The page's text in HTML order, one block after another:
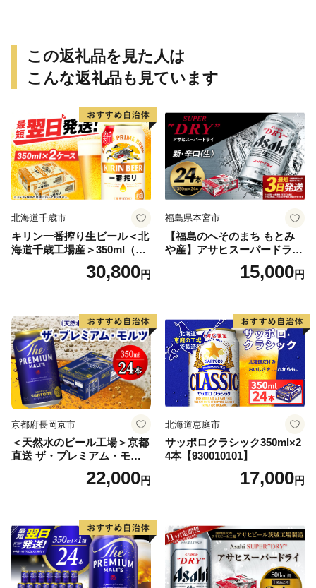
この返礼品を見た人は
こんな返礼品も見ています
北海道千歳市
キリン一番搾り生ビール＜北
海道千歳工場産＞350ml（24
30,800円
福島県本宮市
【福島のへそのまち もとみ
や産】アサヒスーパードライ
350ml×24本 合計8.4L 1ケー
ス アルコール度数5% 缶ビー
口 送料無料 カメイ 本宮市
【07214-0206】
15,000円
京都府長岡京市
＜天然水のビール工場＞京都
直送 ザ・プレミアム・モル
ツ 350ml×24本 プレモル [149
22,000円
北海道恵庭市
サッポロクラシック350ml×2
4本【930010101】
17,000円